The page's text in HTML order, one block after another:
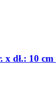
dł.: 10 cm